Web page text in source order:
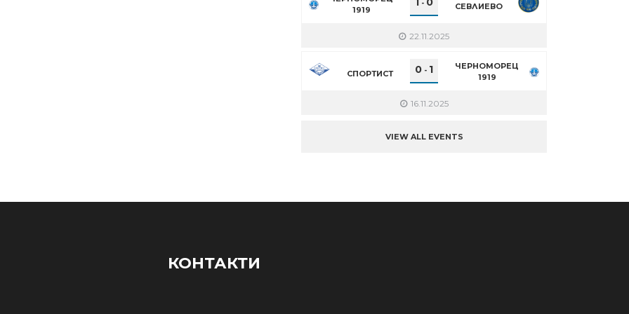
1919
- СЕВЛИЕВО
22.11.2025
СПОРТИСТ 0 - 1
ЧЕРНОМОРЕЦ
1919
16.11.2025
VIEW ALL EVENTS
КОНТАКТИ